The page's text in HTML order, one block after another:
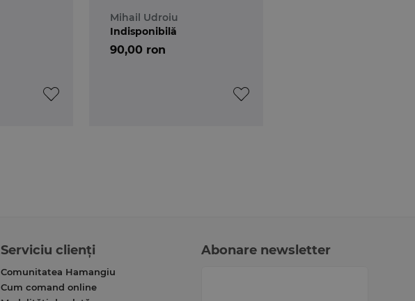
Mihail Udroiu
90,00 ron
Indisponibilă
Serviciu clienți
Comunitatea Hamangiu
Cum comand online
Abonare newsletter